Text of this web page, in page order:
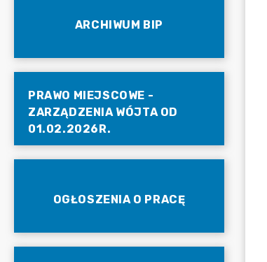
ARCHIWUM BIP
PRAWO MIEJSCOWE -
ZARZĄDZENIA WÓJTA OD
01.02.2026R.
OGŁOSZENIA O PRACĘ